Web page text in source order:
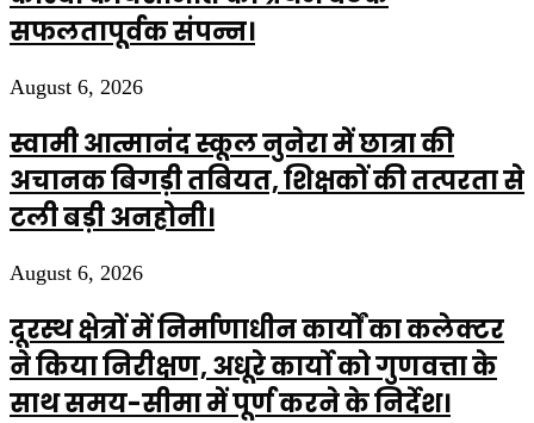
सफलतापूर्वक संपन्न।
August 6, 2026
स्वामी आत्मानंद स्कूल नुनेरा में छात्रा की
अचानक बिगड़ी तबियत, शिक्षकों की तत्परता से
टली बड़ी अनहोनी।
August 6, 2026
दूरस्थ क्षेत्रों में निर्माणाधीन कार्यों का कलेक्टर
ने किया निरीक्षण, अधूरे कार्यो को गुणवत्ता के
साथ समय-सीमा में पूर्ण करने के निर्देश।